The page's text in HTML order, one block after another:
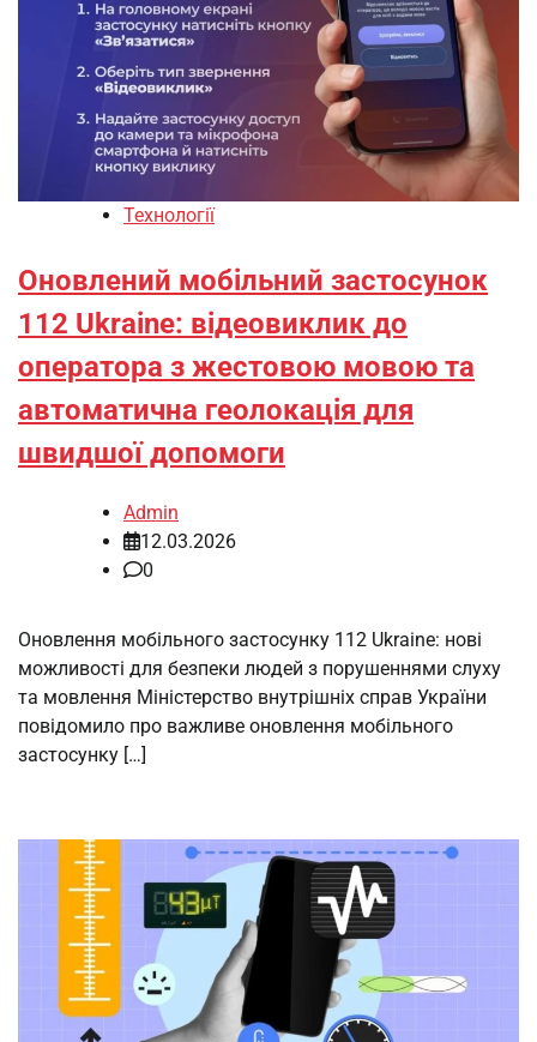
Технології
Оновлений мобільний застосунок
112 Ukraine: відеовиклик до
оператора з жестовою мовою та
автоматична геолокація для
швидшої допомоги
Admin
12.03.2026
0
Оновлення мобільного застосунку 112 Ukraine: нові
можливості для безпеки людей з порушеннями слуху
та мовлення Міністерство внутрішніх справ України
повідомило про важливе оновлення мобільного
застосунку […]